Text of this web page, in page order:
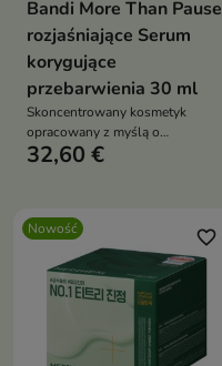
Bandi More Than Pause
rozjaśniające Serum
korygujące
przebarwienia 30 ml
Skoncentrowany kosmetyk
opracowany z myślą o
pielęgnacji skóry z nierównym
32,60 €
Nowość favorite_border